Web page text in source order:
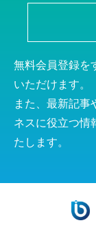
無料会員登録を
いただけます。
また、最新記事
ネスに役立つ情
たします。